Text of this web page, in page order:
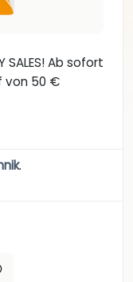
SALES! Ab sofort
von 50 €
.